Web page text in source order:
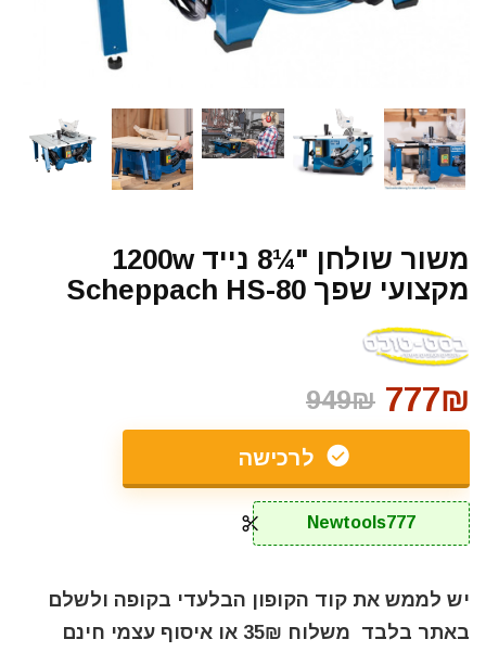
משור שולחן "¼8 נייד 1200w
מקצועי שפך Scheppach HS-80
777₪
949₪
לרכישה
Newtools777
יש לממש את קוד הקופון הבלעדי בקופה ולשלם
באתר בלבד משלוח 35₪ או איסוף עצמי חינם